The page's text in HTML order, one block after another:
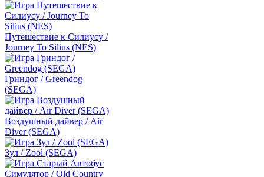
Путешествие к Силиусу /
Journey To Silius (NES)
Гриндог / Greendog
(SEGA)
Воздушный дайвер / Air
Diver (SEGA)
Зул / Zool (SEGA)